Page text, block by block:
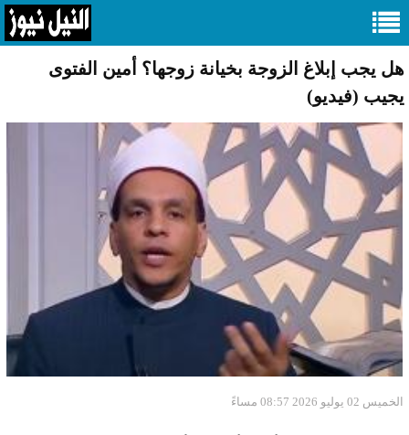
هل يجب إبلاغ الزوجة بخيانة زوجها؟ أمين الفتوى
يجيب (فيديو)
الخميس 02 يوليو 2026 08:57 مساءً